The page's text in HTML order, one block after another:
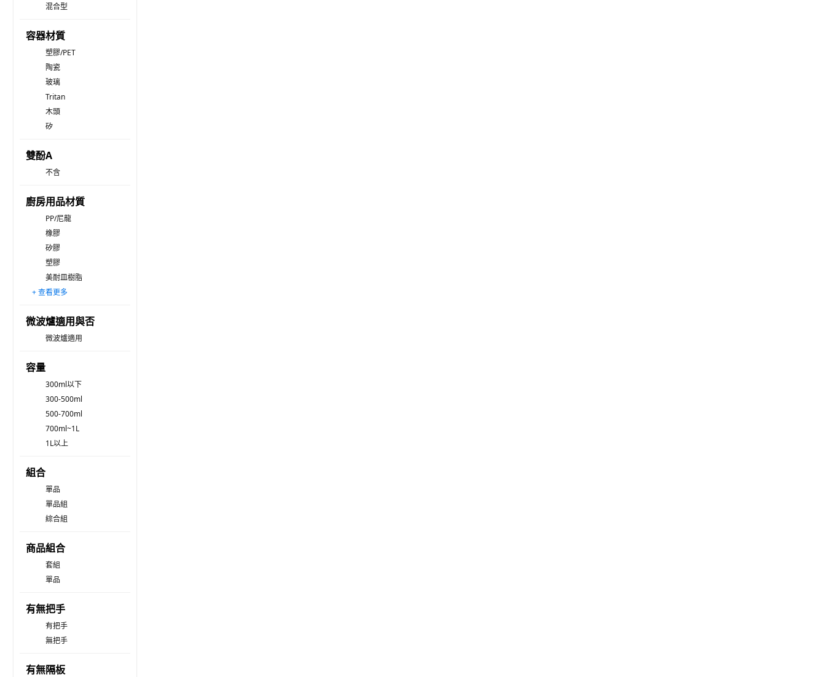
混合型
容器材質
塑膠/PET
陶瓷
玻璃
Tritan
木頭
矽
雙酚A
不含
廚房用品材質
PP/尼龍
橡膠
矽膠
塑膠
美耐皿樹脂
Tritan共聚聚酯
鋁
玻璃
陶瓷
不銹鋼
+ 查看更多
微波爐適用與否
微波爐適用
容量
300ml以下
300-500ml
500-700ml
700ml~1L
1L以上
組合
單品
單品組
綜合組
商品組合
套組
單品
有無把手
有把手
無把手
有無隔板